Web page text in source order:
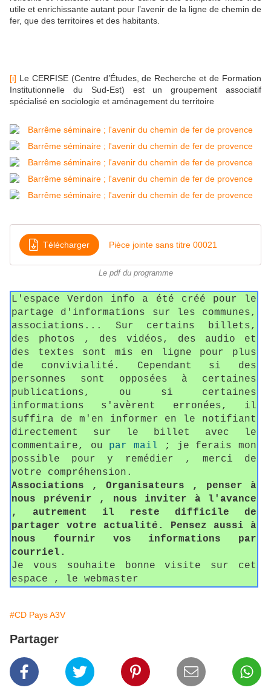
utile et enrichissante autant pour l’avenir de la ligne de chemin de
fer, que des territoires et des habitants.
[i] Le CERFISE (Centre d’Études, de Recherche et de Formation
Institutionnelle du Sud-Est) est un groupement associatif
spécialisé en sociologie et aménagement du territoire
Télécharger Pièce jointe sans titre 00021
Le pdf du programme
L'espace Verdon info a été créé pour le
partage d'informations sur les communes,
associations... Sur certains billets,
des photos , des vidéos, des audio et
des textes sont mis en ligne pour plus
de convivialité. Cependant si des
personnes sont opposées à certaines
publications, ou si certaines
informations s'avèrent erronées, il
suffira de m'en informer en le notifiant
directement sur le billet avec le
commentaire, ou par mail ; je ferais mon
possible pour y remédier , merci de
votre compréhension.
Associations , Organisateurs , penser à
nous prévenir , nous inviter à l'avance
, autrement il reste difficile de
partager votre actualité. Pensez aussi à
nous fournir vos informations par
courriel.
Je vous souhaite bonne visite sur cet
espace , le webmaster
#CD Pays A3V
Partager